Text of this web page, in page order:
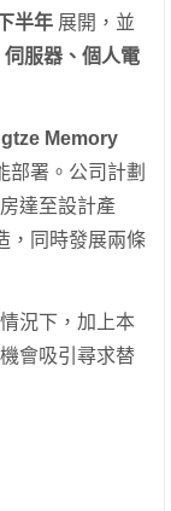
半年 展開，並
伺服器、個人電
Memory
部署。公司計劃
達至設計產
，同時發展兩條
況下，加上本
會吸引尋求替